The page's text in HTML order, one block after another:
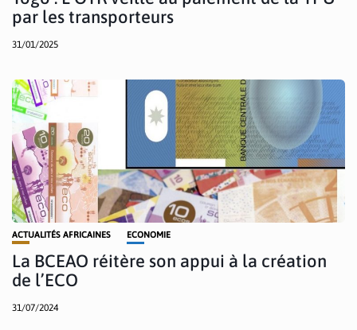
par les transporteurs
31/01/2025
ACTUALITÉS AFRICAINES ECONOMIE
La BCEAO réitère son appui à la création
de l’ECO
31/07/2024